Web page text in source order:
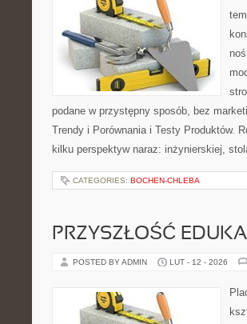
podane w przystępny sposób, bez
Trendy i Porównania i Testy Produktów.
kilku perspektyw naraz: inżynierskiej,
CATEGORIES: BOCHEN-CHLEBA
PRZYSZŁOŚĆ
POSTED BY ADMIN LUT - 12 - 2026